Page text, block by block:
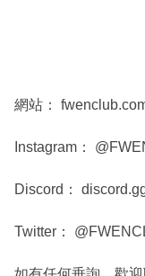
網站：
Instagram：
Discord：
Twitter：